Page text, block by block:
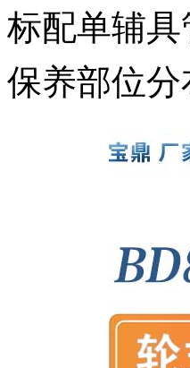
标配单辅
保养部位